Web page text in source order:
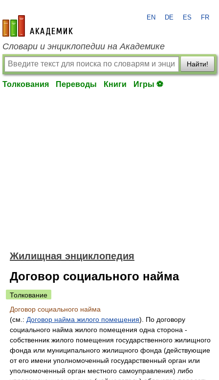
academic.ru
EN DE ES FR
Словари и энциклопедии на Академике
Найти!
Толкования Переводы Книги Игры ⚽
Жилищная энциклопедия
Договор социального найма
Толкование
Договор социального найма
(см.: Договор найма жилого помещения). По договору
социального найма жилого помещения одна сторона -
собственник жилого помещения государственного жилищного
фонда или муниципального жилищного фонда (действующие
от его имени уполномоченный государственный орган или
уполномоченный орган местного самоуправления) либо